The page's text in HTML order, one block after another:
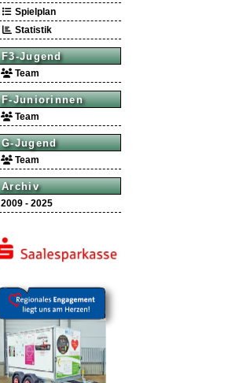
Spielplan
Statistik
F3-Jugend
Team
F-Juniorinnen
Team
G-Jugend
Team
Archiv
2009 - 2025